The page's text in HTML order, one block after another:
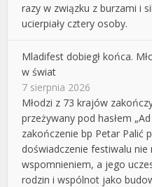
razy w związku z burzami i
ucierpiały cztery osoby.
Mladifest dobiegł końca.
w świat
7 sierpnia 2026
Młodzi z 73 krajów
przeżywany pod hasłem
zakończenie bp Petar Palić
doświadczenie festiwalu
wspomnieniem, a jego
rodzin i wspólnot jako